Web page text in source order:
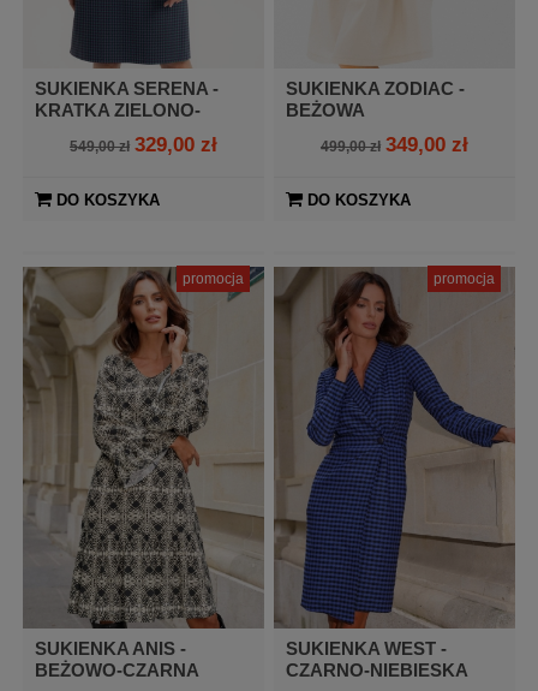
SUKIENKA SERENA -
KRATKA ZIELONO-
549,00 zł 329,00 zł
DO KOSZYKA
SUKIENKA ZODIAC -
BEŻOWA
499,00 zł 349,00 zł
DO KOSZYKA
SUKIENKA ANIS -
BEŻOWO-CZARNA
promocja
SUKIENKA WEST -
CZARNO-NIEBIESKA
promocja